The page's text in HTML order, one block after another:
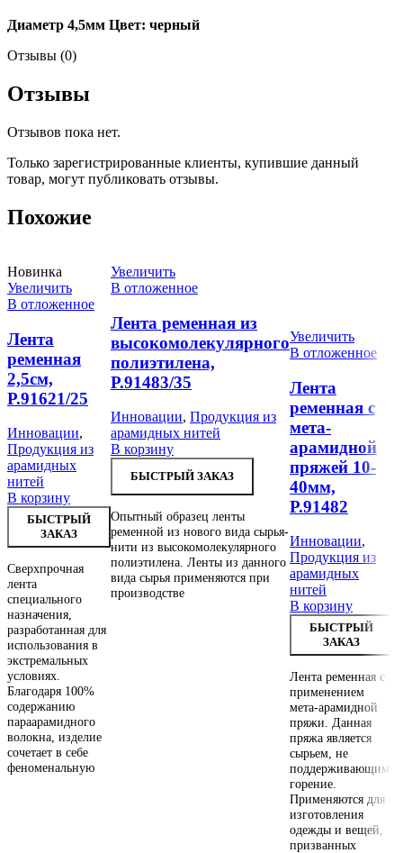
Диаметр 4,5мм Цвет: черный
Отзывы (0)
Отзывы
Отзывов пока нет.
Только зарегистрированные клиенты, купившие данный
товар, могут публиковать отзывы.
Похожие
Новинка
Увеличить
В отложенное
Лента
ременная
2,5см,
Р.91621/25
Инновации,
Продукция из
арамидных
нитей
В корзину
БЫСТРЫЙ
ЗАКАЗ
Сверхпрочная
лента
специального
назначения,
разработанная для
использования в
экстремальных
условиях.
Благодаря 100%
содержанию
параарамидного
волокна, изделие
сочетает в себе
феноменальную
Увеличить
В отложенное
Лента ременная из
высокомолекулярного
полиэтилена,
Р.91483/35
Инновации, Продукция из
арамидных нитей
В корзину
БЫСТРЫЙ ЗАКАЗ
Опытный образец ленты
ременной из нового вида сырья-
нити из высокомолекулярного
полиэтилена. Ленты из данного
вида сырья применяются при
производстве
Увеличить
В отложенное
Лента
ременная с
мета-
арамидной
пряжей 10-
40мм,
Р.91482
Инновации,
Продукция из
арамидных
нитей
В корзину
БЫСТРЫЙ
ЗАКАЗ
Лента ременная с
применением
мета-арамидной
пряжи. Данная
пряжа является
сырьем, не
поддерживающим
горение.
Применяются для
изготовления
одежды и вещей,
призванных